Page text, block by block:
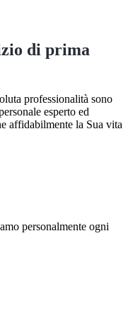
di prima
professionalità sono
esperto ed
affidabilmente la Sua vita
personalmente ogni